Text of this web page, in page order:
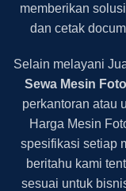
memberikan
dan cetak
Selain melayani
Sewa Mesin
perkantoran atau
Harga Mesin
spesifikasi setiap
beritahu kami
sesuai untuk